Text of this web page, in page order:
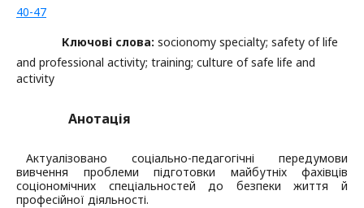
40-47
Ключові слова: socionomy specialty; safety of life
and professional activity; training; culture of safe life and
activity
Анотація
Актуалізовано соціально-педагогічні передумови
вивчення проблеми підготовки майбутніх фахівців
соціономічних спеціальностей до безпеки життя й
професійної діяльності.